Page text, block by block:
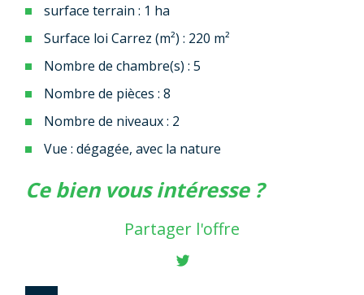
surface terrain : 1 ha
Surface loi Carrez (m²) : 220 m²
Nombre de chambre(s) : 5
Nombre de pièces : 8
Nombre de niveaux : 2
Vue : dégagée, avec la nature
la ville de commercy (55200)
ce bien vous intéresse ?
Partager l'offre